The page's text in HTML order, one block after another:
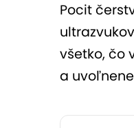
Pocit
všetko, čo
a